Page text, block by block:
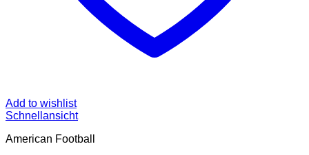
Add to wishlist
Schnellansicht
American Football